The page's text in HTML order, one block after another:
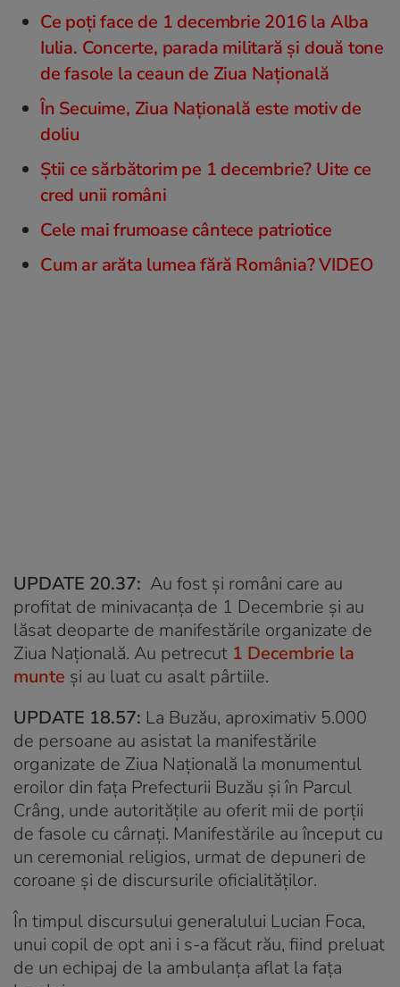
Ce poți face de 1 decembrie 2016 la Alba
Iulia. Concerte, parada militară și două tone
de fasole la ceaun de Ziua Națională
În Secuime, Ziua Națională este motiv de
doliu
Ştii ce sărbătorim pe 1 decembrie? Uite ce
cred unii români
Cele mai frumoase cântece patriotice
Cum ar arăta lumea fără România? VIDEO
UPDATE 20.37: Au fost și români care au
profitat de minivacanța de 1 Decembrie și au
lăsat deoparte de manifestările organizate de
Ziua Națională. Au petrecut 1 Decembrie la
munte și au luat cu asalt pârtiile.
UPDATE 18.57: La Buzău, aproximativ 5.000
de persoane au asistat la manifestările
organizate de Ziua Naţională la monumentul
eroilor din faţa Prefecturii Buzău şi în Parcul
Crâng, unde autorităţile au oferit mii de porţii
de fasole cu cârnaţi. Manifestările au început cu
un ceremonial religios, urmat de depuneri de
coroane şi de discursurile oficialităţilor.
În timpul discursului generalului Lucian Foca,
unui copil de opt ani i s-a făcut rău, fiind preluat
de un echipaj de la ambulanţa aflat la faţa